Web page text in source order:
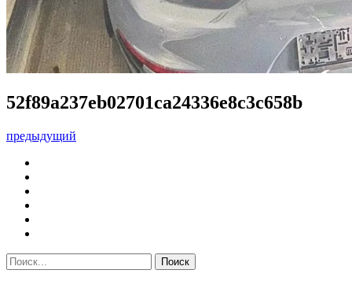
52f89a237eb02701ca24336e8c3c658b
предыдущий